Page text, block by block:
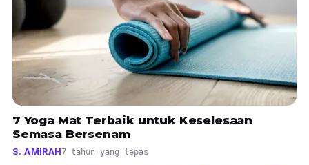
7 Yoga Mat Terbaik untuk Keselesaan
Semasa Bersenam
S. AMIRAH7 tahun yang lepas